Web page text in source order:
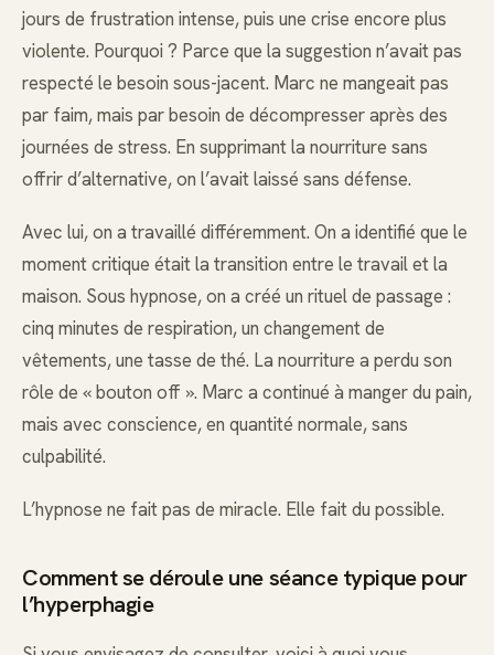
jours de frustration intense, puis une crise encore plus
violente. Pourquoi ? Parce que la suggestion n’avait pas
respecté le besoin sous-jacent. Marc ne mangeait pas
par faim, mais par besoin de décompresser après des
journées de stress. En supprimant la nourriture sans
offrir d’alternative, on l’avait laissé sans défense.
Avec lui, on a travaillé différemment. On a identifié que le
moment critique était la transition entre le travail et la
maison. Sous hypnose, on a créé un rituel de passage :
cinq minutes de respiration, un changement de
vêtements, une tasse de thé. La nourriture a perdu son
rôle de « bouton off ». Marc a continué à manger du pain,
mais avec conscience, en quantité normale, sans
culpabilité.
L’hypnose ne fait pas de miracle. Elle fait du possible.
Comment se déroule une séance typique pour
l’hyperphagie